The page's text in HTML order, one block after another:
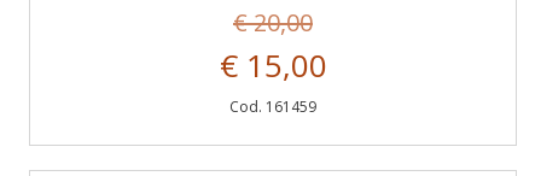
€ 20,00
€ 15,00
Cod. 161459